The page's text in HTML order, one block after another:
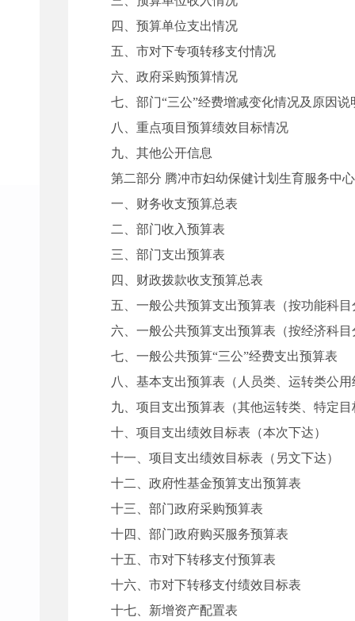
四、预算单位支出情况
五、市对下专项转移支付情况
六、政府采购预算情况
七、部门“三公”经费增减变化情况及原因说
八、重点项目预算绩效目标情况
九、其他公开信息
第二部分 腾冲市妇幼保健计划生育服务中心
一、财务收支预算总表
二、部门收入预算表
三、部门支出预算表
四、财政拨款收支预算总表
五、一般公共预算支出预算表（按功能科目
六、一般公共预算支出预算表（按经济科目
七、一般公共预算“三公”经费支出预算表
八、基本支出预算表（人员类、运转类公
九、项目支出预算表（其他运转类、特定
十、项目支出绩效目标表（本次下达）
十一、项目支出绩效目标表（另文下达）
十二、政府性基金预算支出预算表
十三、部门政府采购预算表
十四、部门政府购买服务预算表
十五、市对下转移支付预算表
十六、市对下转移支付绩效目标表
十七、新增资产配置表